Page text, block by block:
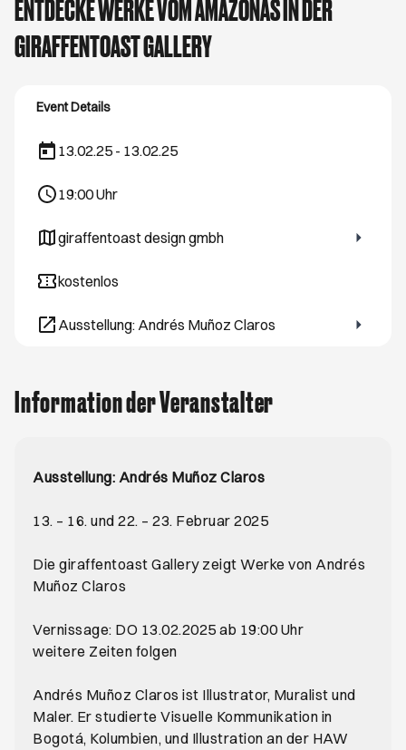
ENTDECKE WERKE VOM AMAZONAS IN DER
GIRAFFENTOAST GALLERY
Event Details
13.02.25 - 13.02.25
19:00Uhr
giraffentoast design gmbh
Öffnet ein neues Browser-Tab
kostenlos
Ausstellung: Andrés Muñoz Claros
Öffnet ein neues Browser-Tab
Information der Veranstalter
Ausstellung: Andrés Muñoz Claros
13. – 16. und 22. – 23. Februar 2025
Die giraffentoast Gallery zeigt Werke von Andrés
Muñoz Claros
Vernissage: DO 13.02.2025 ab 19:00 Uhr
weitere Zeiten folgen
Andrés Muñoz Claros ist Illustrator, Muralist und
Maler. Er studierte Visuelle Kommunikation in
Bogotá, Kolumbien, und Illustration an der HAW